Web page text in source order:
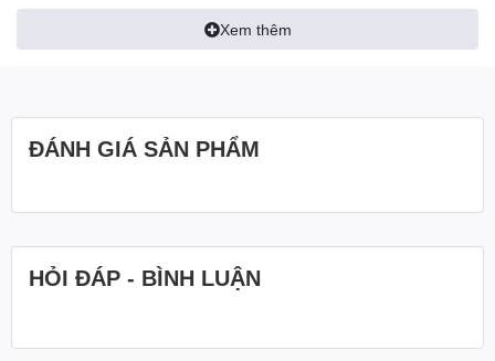
Xem thêm
ĐÁNH GIÁ SẢN PHẨM
HỎI ĐÁP - BÌNH LUẬN